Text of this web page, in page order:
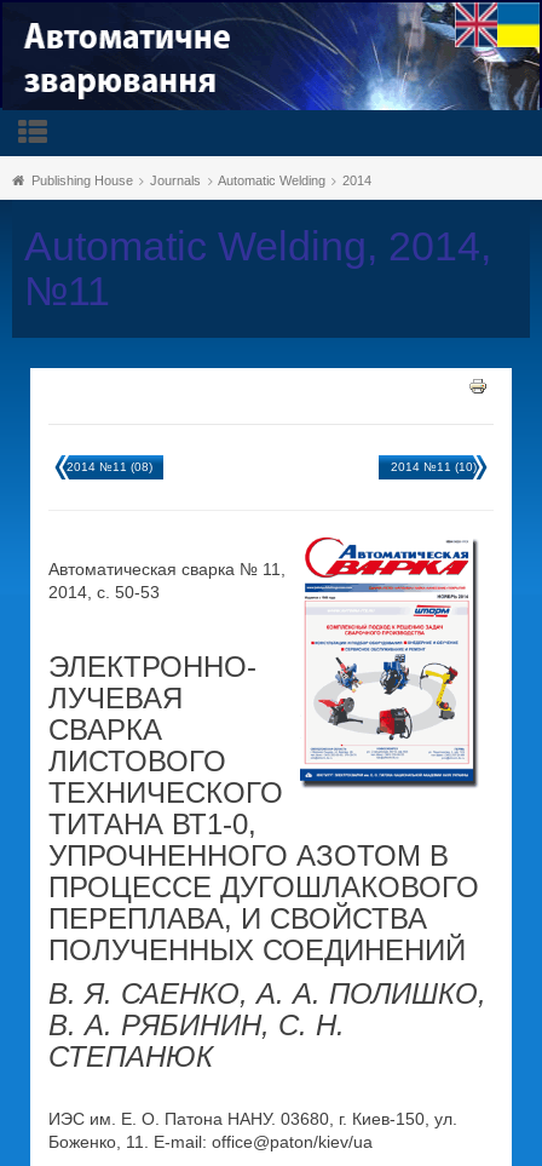
Publishing House Journals Automatic Welding 2014
Automatic Welding, 2014,
№11
2014 №11 (08) 2014 №11 (10)
Автоматическая сварка № 11,
2014, с. 50-53
ЭЛЕКТРОННО-
ЛУЧЕВАЯ
СВАРКА
ЛИСТОВОГО
ТЕХНИЧЕСКОГО
ТИТАНА ВТ1-0,
УПРОЧНЕННОГО АЗОТОМ В
ПРОЦЕССЕ ДУГОШЛАКОВОГО
ПЕРЕПЛАВА, И СВОЙСТВА
ПОЛУЧЕННЫХ СОЕДИНЕНИЙ
В. Я. САЕНКО, А. А. ПОЛИШКО,
В. А. РЯБИНИН, С. Н.
СТЕПАНЮК
ИЭС им. Е. О. Патона НАНУ. 03680, г. Киев-150, ул.
Боженко, 11. E-mail: office@paton/kiev/ua